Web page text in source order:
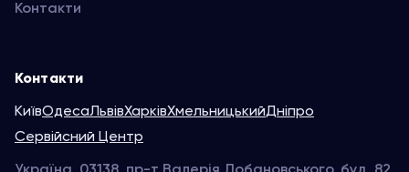
Контакти
Контакти
КиївОдесаЛьвівХарківХмельницькийДніпро
Сервійсний Центр
Україна, 03138, пр-т Валерія Лобановського, буд. 82